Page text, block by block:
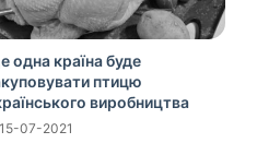
одна країна буде
птицю
виробництва
15-07-2021